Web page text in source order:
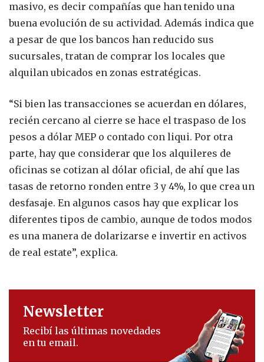
masivo, es decir compañías que han tenido una
buena evolución de su actividad. Además indica que
a pesar de que los bancos han reducido sus
sucursales, tratan de comprar los locales que
alquilan ubicados en zonas estratégicas.
“Si bien las transacciones se acuerdan en dólares,
recién cercano al cierre se hace el traspaso de los
pesos a dólar MEP o contado con liqui. Por otra
parte, hay que considerar que los alquileres de
oficinas se cotizan al dólar oficial, de ahí que las
tasas de retorno ronden entre 3 y 4%, lo que crea un
desfasaje. En algunos casos hay que explicar los
diferentes tipos de cambio, aunque de todos modos
es una manera de dolarizarse e invertir en activos
de real estate”, explica.
Newsletter
Recibí las últimas novedades
en tu email.